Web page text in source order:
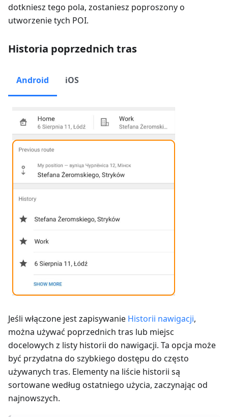
dotkniesz tego pola, zostaniesz poproszony o
utworzenie tych POI.
Historia poprzednich tras
Android iOS
Jeśli włączone jest zapisywanie Historii nawigacji,
można używać poprzednich tras lub miejsc
docelowych z listy historii do nawigacji. Ta opcja może
być przydatna do szybkiego dostępu do często
używanych tras. Elementy na liście historii są
sortowane według ostatniego użycia, zaczynając od
najnowszych.